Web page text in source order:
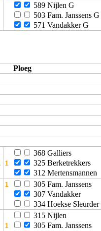
589 Nijlen G
503 Fam. Janssens G
571 Vandakker G
Ploeg
368 Galliers
325 Berketrekkers
312 Mertensmannen
305 Fam. Janssens
307 Vandakker
334 Hoekse Sleurder
315 Nijlen
305 Fam. Janssens